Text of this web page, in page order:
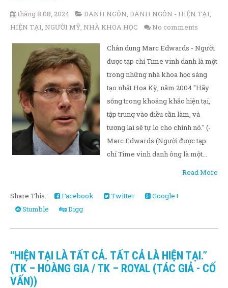
tháng 8 08, 2024 DANH NGÔN, DANH NGÔN - HIỆN TẠI,
HIỆN TẠI, NGƯỜI MỸ, NHÀ KHOA HỌC No comments
Chân dung Marc Edwards - Người
được tạp chí Time vinh danh là một
trong những nhà khoa học sáng
tạo nhất Hoa Kỳ, năm 2004 "Hãy
sống trong khoảng khắc hiện tại,
tập trung vào điều cần làm, và
tương lai sẽ tự lo cho chính nó." (-
Marc Edwards (Người được tạp
chí Time vinh danh ông là một...
Read More
Share This: Facebook Twitter
Google+
Stumble
Digg
“HIỆN TẠI LÀ TẤT CẢ. TẤT CẢ LÀ HIỆN TẠI.”
(TK – HOÀNG GIA / TK – ROYAL (TÁC GIẢ - CỐ
VẤN))